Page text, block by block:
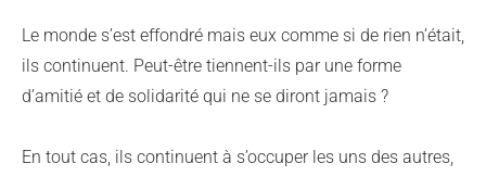
Le monde s’est effondré mais eux comme si de rien n’était,
ils continuent. Peut-être tiennent-ils par une forme
d’amitié et de solidarité qui ne se diront jamais ?
En tout cas, ils continuent à s’occuper les uns des autres,